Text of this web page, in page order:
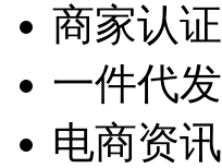
商家认证
一件代发
电商资讯